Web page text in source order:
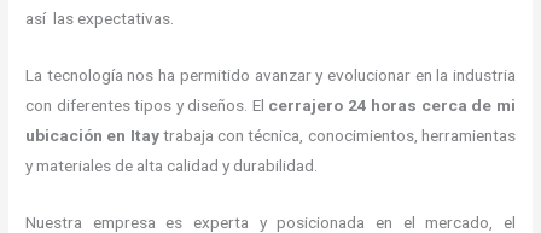
así las expectativas.
La tecnología nos ha permitido avanzar y evolucionar en la industria
con diferentes tipos y diseños. El cerrajero 24 horas cerca de mi
ubicación en Itaytrabaja con técnica, conocimientos, herramientas
y materiales de alta calidad y durabilidad.
Nuestra empresa es experta y posicionada en el mercado, el